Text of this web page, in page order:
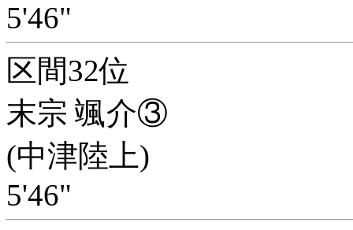
5'46"
区間32位
末宗 颯介③
(中津陸上)
5'46"